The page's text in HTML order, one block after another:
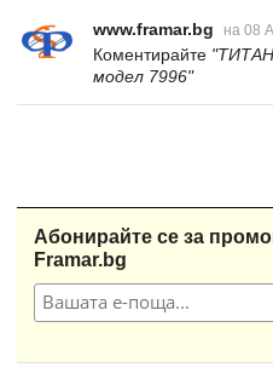
www.framar.bg на 08
Коментирайте
модел 7996"
Абонирайте се за
Framar.bg